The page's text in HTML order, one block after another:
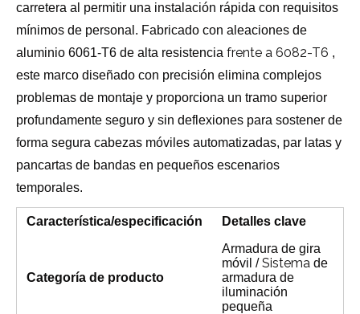
carretera al permitir una instalación rápida con requisitos
mínimos de personal. Fabricado con aleaciones de
aluminio 6061-T6 de alta resistencia frente a 6082-T6 ,
este marco diseñado con precisión elimina complejos
problemas de montaje y proporciona un tramo superior
profundamente seguro y sin deflexiones para sostener de
forma segura cabezas móviles automatizadas, par latas y
pancartas de bandas en pequeños escenarios
temporales.
Característica/especificación Detalles clave
Categoría de producto
Armadura de gira
móvil /Sistema de
armadura de
iluminación
pequeña